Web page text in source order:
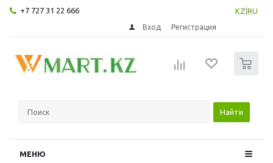
+7 727 31 22 666 KZ RU
Вход Регистрация
Найти
МЕНЮ